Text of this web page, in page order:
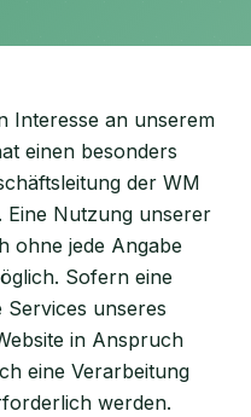
Interesse an unserem
einen besonders
der WM
. Eine Nutzung unserer
ohne jede Angabe
Sofern eine
unseres
in Anspruch
eine Verarbeitung
werden.